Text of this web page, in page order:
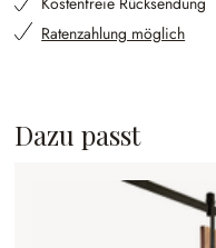
Ratenzahlung möglich
Dazu passt